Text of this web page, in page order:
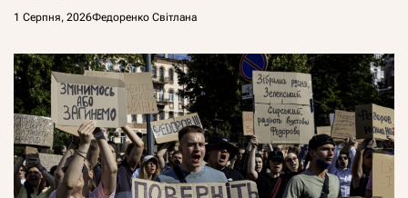
1 Серпня, 2026Федоренко Світлана